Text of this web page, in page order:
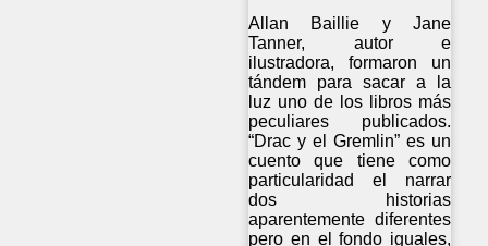
Allan Baillie y Jane
Tanner, autor e
ilustradora, formaron un
tándem para sacar a la
luz uno de los libros más
peculiares publicados.
“Drac y el Gremlin” es un
cuento que tiene como
particularidad el narrar
dos historias
aparentemente diferentes
pero en el fondo iguales,